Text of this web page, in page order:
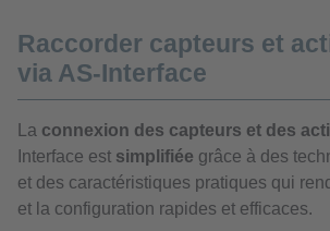
Raccorder capteurs et
via AS-Interface
La connexion des capteurs et des
Interface est simplifiée grâce à des
et des caractéristiques pratiques qui
et la configuration rapides et efficaces.